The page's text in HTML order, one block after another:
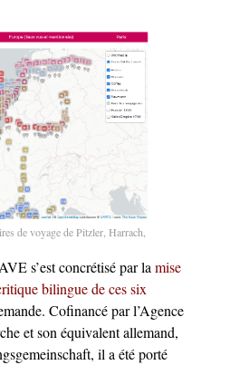
de voyage de Pitzler, Harrach,
s’est concrétisé par lamise
bilingue de ces six
Cofinancé par l’Agence
et son équivalent allemand,
il a été porté